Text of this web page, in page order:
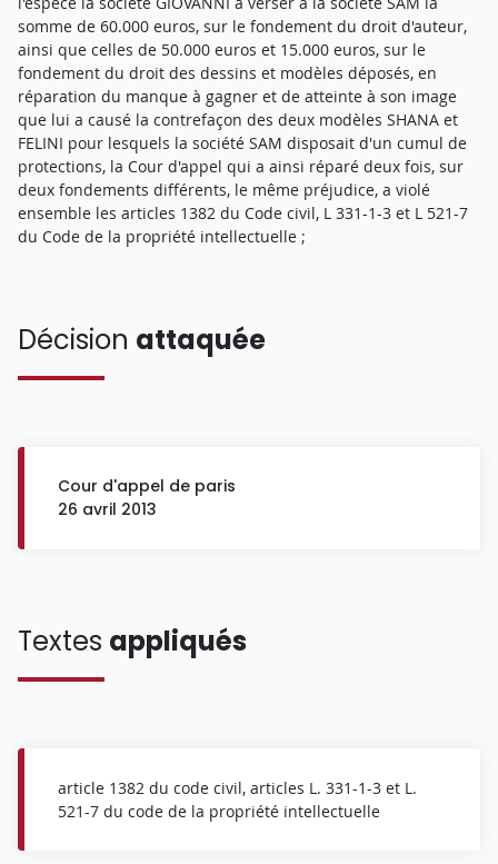
somme de 60.000 euros, sur le fondement du droit d'auteur,
ainsi que celles de 50.000 euros et 15.000 euros, sur le
fondement du droit des dessins et modèles déposés, en
réparation du manque à gagner et de atteinte à son image
que lui a causé la contrefaçon des deux modèles SHANA et
FELINI pour lesquels la société SAM disposait d'un cumul de
protections, la Cour d'appel qui a ainsi réparé deux fois, sur
deux fondements différents, le même préjudice, a violé
ensemble les articles 1382 du Code civil, L 331-1-3 et L 521-7
du Code de la propriété intellectuelle ;
Décision attaquée
Cour d'appel de paris
26 avril 2013
Textes appliqués
article 1382 du code civil, articles L. 331-1-3 et L.
521-7 du code de la propriété intellectuelle